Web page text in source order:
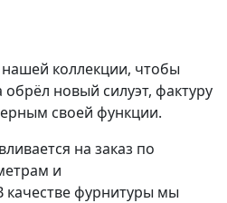
коллекции, чтобы
новый силуэт, фактуру
своей функции.
на заказ по
и
качестве фурнитуры мы